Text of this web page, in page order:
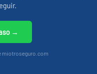
→
miotroseguro.com